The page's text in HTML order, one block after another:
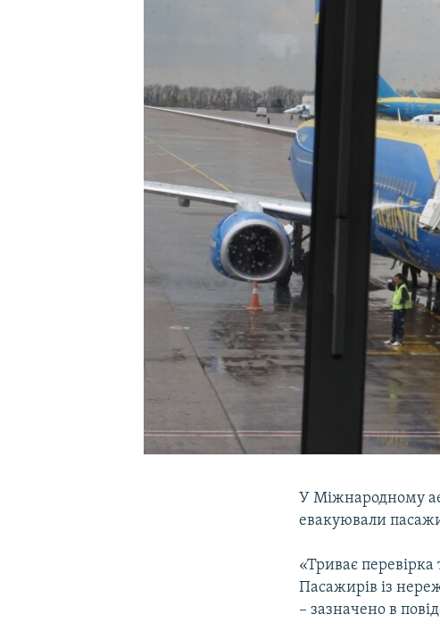
У Міжнародному
евакуювали
«Триває
Пасажирів із
– зазначено в